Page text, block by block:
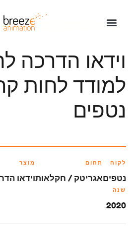
וידאו הדרכה בשילוב אנימציה
וידאו הדרכה
למודד לחות
נטפים
לקוח
נטפים
תחום
אגריטק / חקלאות
מוצר
וידאו
שנה
2020